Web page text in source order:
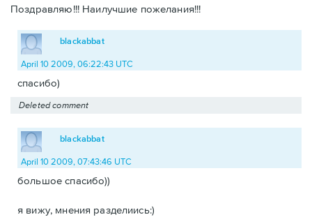
Поздравляю!!! Наилучшие пожелания!!!
blackabbat
April 10 2009, 06:22:43 UTC
спасибо)
Deleted comment
blackabbat
April 10 2009, 07:43:46 UTC
большое спасибо))
я вижу, мнения разделиись:)